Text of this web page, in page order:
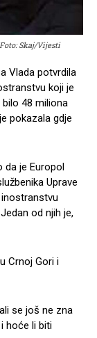
Skaj/Vijesti
Vlada potvrdila
koji je
48 miliona
pokazala gdje
je Europol
Uprave
od njih je,
Crnoj Gori i
se još ne zna
hoće li biti